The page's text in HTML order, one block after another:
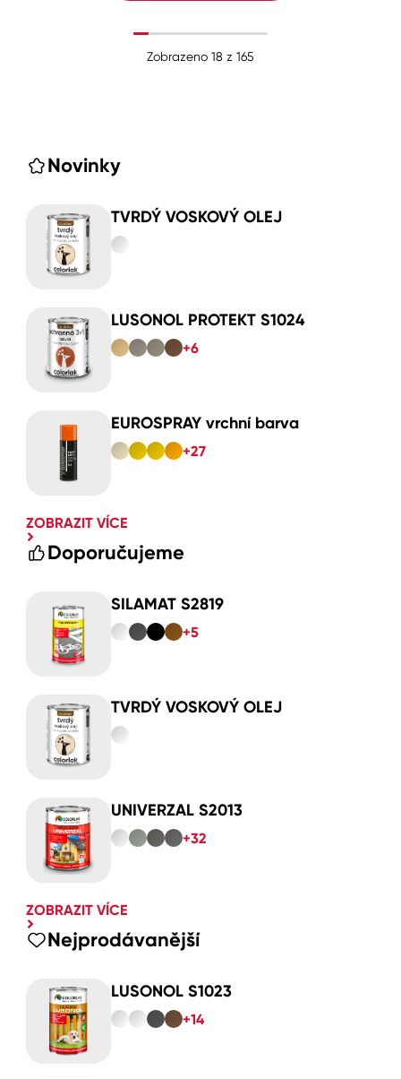
Zobrazeno 18 z 165
Novinky
TVRDÝ VOSKOVÝ OLEJ
LUSONOL PROTEKT S1024
+6
EUROSPRAY vrchní barva
+27
ZOBRAZIT VÍCE
Doporučujeme
SILAMAT S2819
+5
TVRDÝ VOSKOVÝ OLEJ
UNIVERZAL S2013
+32
ZOBRAZIT VÍCE
Nejprodávanější
LUSONOL S1023
+14